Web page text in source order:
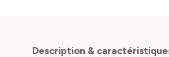
Description &